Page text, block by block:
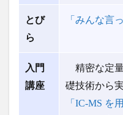
とび
ら
「みんな言
入門
講座
精密な定
礎技術から
「IC-MS を